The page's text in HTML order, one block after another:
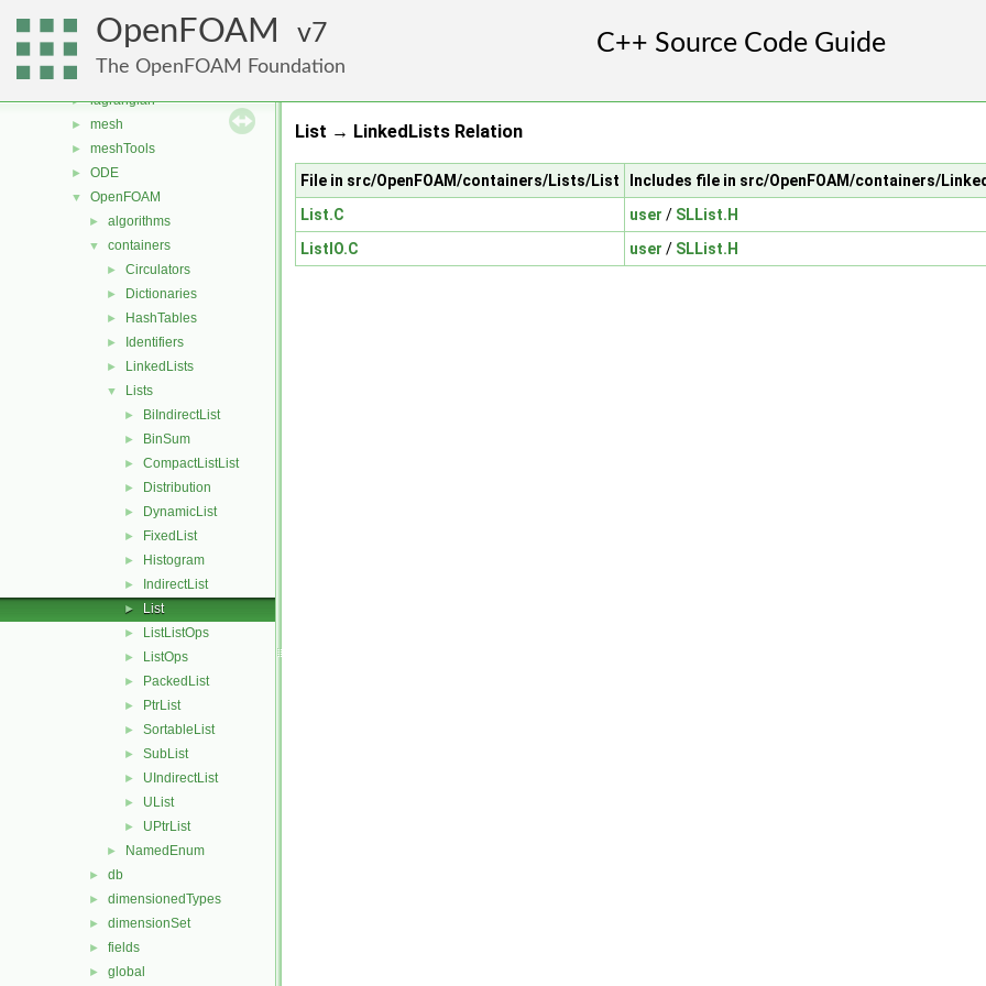
OpenFOAM 7
The OpenFOAM Foundation
fvMotionSolver
► fvOptions
► genericPatchFields
► lagrangian
► mesh
► meshTools
► ODE
▼ OpenFOAM
► algorithms
▼ containers
► Circulators
► Dictionaries
► HashTables
► Identifiers
► LinkedLists
▼ Lists
► BiIndirectList
► BinSum
► CompactListList
► Distribution
► DynamicList
► FixedList
► Histogram
► IndirectList
► List
► ListListOps
► ListOps
► PackedList
► PtrList
► SortableList
► SubList
► UIndirectList
► UList
► UPtrList
► NamedEnum
► db
► dimensionedTypes
► dimensionSet
► fields
► global
List → LinkedLists Relation
File in src/OpenFOAM/containers/Lists/List
Includes file in src/OpenFOAM/containers/
List.C
user / SLList.H
ListIO.C
user / SLList.H